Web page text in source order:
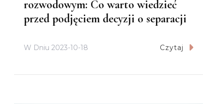
rozwodowym: Co warto wiedzieć
przed podjęciem decyzji o separacji
W Dniu 2023-10-18 Czytaj